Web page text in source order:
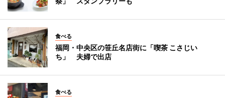
食べる
福岡・中央区の笹丘名店街に「喫茶 こさじい
ち」 夫婦で出店
食べる